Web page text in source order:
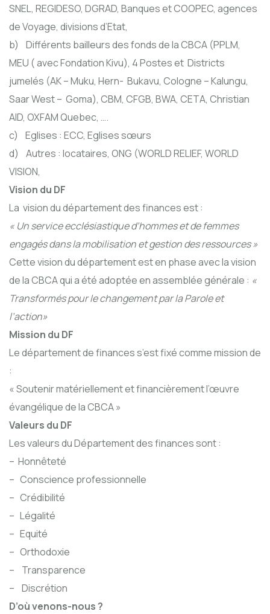
SNEL, REGIDESO, DGRAD, Banques et COOPEC, agences
de Voyage, divisions d’Etat,
b) Différents bailleurs des fonds de la CBCA (PPLM,
MEU ( avec Fondation Kivu), 4 Postes et Districts
jumelés (AK – Muku, Hern- Bukavu, Cologne – Kalungu,
Saar West – Goma), CBM, CFGB, BWA, CETA, Christian
AID, OXFAM Quebec, ….
c) Eglises : ECC, Eglises sœurs
d) Autres : locataires, ONG (WORLD RELIEF, WORLD
VISION,
Vision du DF
La vision du département des finances est :
« Un service ecclésiastique d’hommes et de femmes
engagés dans la mobilisation et gestion des ressources »
Cette vision du département est en phase avec la vision
de la CBCA qui a été adoptée en assemblée générale : «
Transformés pour le changement par la Parole et
l’action»
Mission du DF
Le département de finances s’est fixé comme mission de
:
« Soutenir matériellement et financièrement l’œuvre
évangélique de la CBCA »
Valeurs du DF
Les valeurs du Département des finances sont :
– Honnêteté
– Conscience professionnelle
– Crédibilité
– Légalité
– Equité
– Orthodoxie
– Transparence
– Discrétion
D’où venons-nous ?